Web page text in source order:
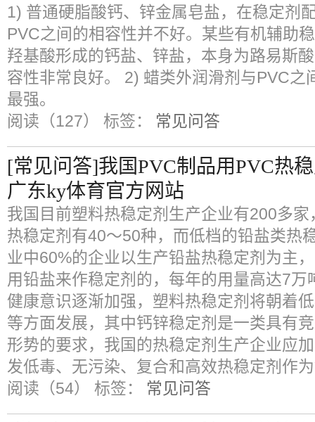
1) 普通硬脂酸钙、锌金属皂盐，在稳定剂
PVC之间的相容性并不好。某些有机辅助
羟基酸形成的钙盐、锌盐，本身为路易斯
容性非常良好。 2) 蜡类外润滑剂与PVC之
最强。
阅读（127） 标签： 常见问答
[常见问答]我国PVC制品用PVC热
广东ky体育官方网站
我国目前塑料热稳定剂生产企业有200多
热稳定剂有40～50种，而低档的铅盐类热
业中60%的企业以生产铅盐热稳定剂为主
用铅盐来作稳定剂的，每年的用量高达7
健康意识逐渐加强，塑料热稳定剂将朝着
等方面发展，其中钙锌稳定剂是一类具有
形势的要求，我国的热稳定剂生产企业应
发低毒、无污染、复合和高效热稳定剂作
阅读（54） 标签： 常见问答